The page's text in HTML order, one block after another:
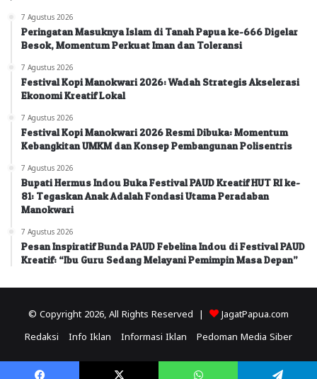
7 Agustus 2026
Peringatan Masuknya Islam di Tanah Papua ke-666 Digelar
Besok, Momentum Perkuat Iman dan Toleransi
7 Agustus 2026
Festival Kopi Manokwari 2026: Wadah Strategis Akselerasi
Ekonomi Kreatif Lokal
7 Agustus 2026
Festival Kopi Manokwari 2026 Resmi Dibuka: Momentum
Kebangkitan UMKM dan Konsep Pembangunan Polisentris
7 Agustus 2026
Bupati Hermus Indou Buka Festival PAUD Kreatif HUT RI ke-
81: Tegaskan Anak Adalah Fondasi Utama Peradaban
Manokwari
7 Agustus 2026
Pesan Inspiratif Bunda PAUD Febelina Indou di Festival PAUD
Kreatif: “Ibu Guru Sedang Melayani Pemimpin Masa Depan”
© Copyright 2026, All Rights Reserved | JagatPapua.com
Redaksi Info Iklan Informasi Iklan Pedoman Media Siber